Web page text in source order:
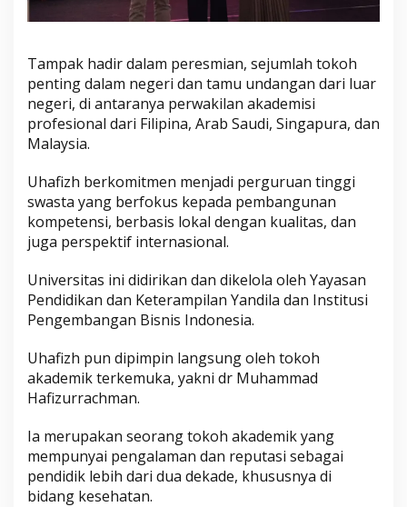
G
l
Tampak hadir dalam peresmian, sejumlah tokoh
penting dalam negeri dan tamu undangan dari luar
negeri, di antaranya perwakilan akademisi
profesional dari Filipina, Arab Saudi, Singapura, dan
Malaysia.
Uhafizh berkomitmen menjadi perguruan tinggi
swasta yang berfokus kepada pembangunan
kompetensi, berbasis lokal dengan kualitas, dan
juga perspektif internasional.
Universitas ini didirikan dan dikelola oleh Yayasan
Pendidikan dan Keterampilan Yandila dan Institusi
Pengembangan Bisnis Indonesia.
Uhafizh pun dipimpin langsung oleh tokoh
akademik terkemuka, yakni dr Muhammad
Hafizurrachman.
Ia merupakan seorang tokoh akademik yang
mempunyai pengalaman dan reputasi sebagai
pendidik lebih dari dua dekade, khususnya di
bidang kesehatan.